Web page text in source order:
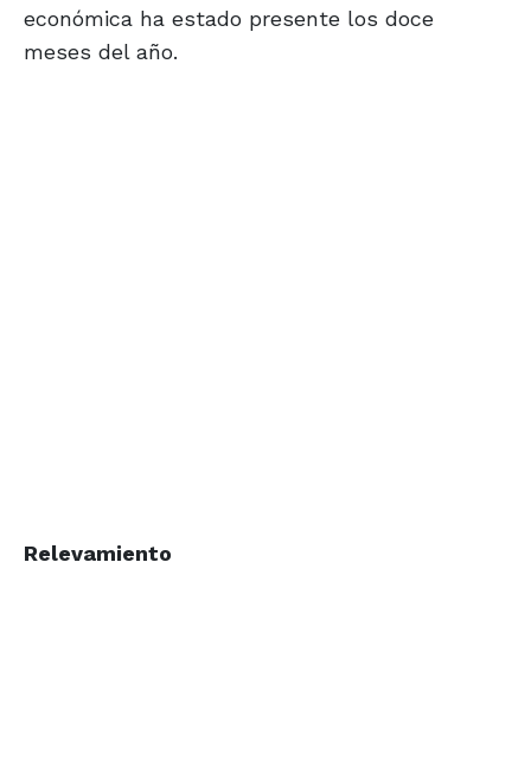
económica ha estado presente los doce
meses del año.
Relevamiento